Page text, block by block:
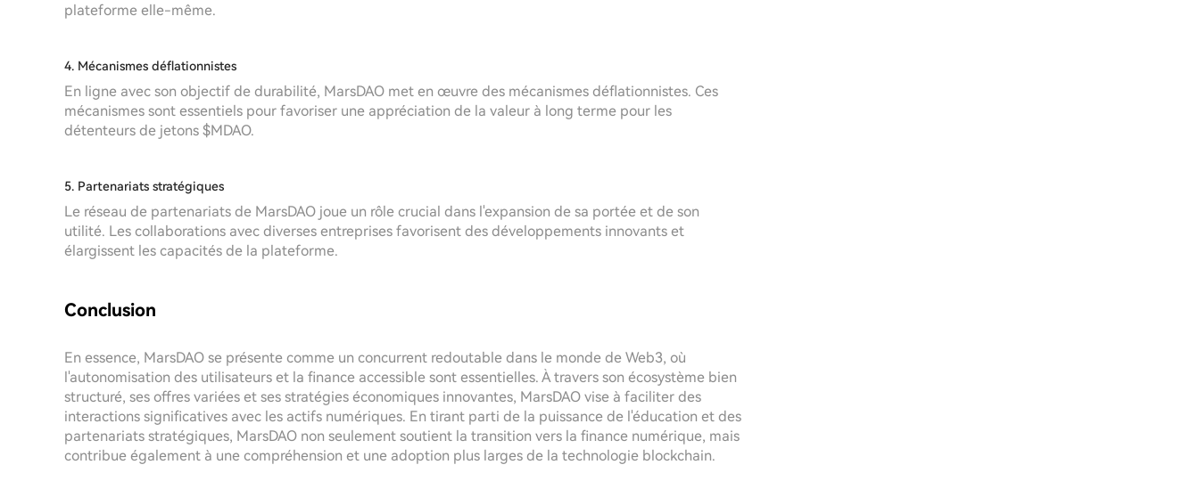
plateforme elle-même.
4. Mécanismes déflationnistes
En ligne avec son objectif de durabilité, MarsDAO met en œuvre des mécanismes déflationnistes. Ces
mécanismes sont essentiels pour favoriser une appréciation de la valeur à long terme pour les
détenteurs de jetons $MDAO.
5. Partenariats stratégiques
Le réseau de partenariats de MarsDAO joue un rôle crucial dans l'expansion de sa portée et de son
utilité. Les collaborations avec diverses entreprises favorisent des développements innovants et
élargissent les capacités de la plateforme.
Conclusion
En essence, MarsDAO se présente comme un concurrent redoutable dans le monde de Web3, où
l'autonomisation des utilisateurs et la finance accessible sont essentielles. À travers son écosystème bien
structuré, ses offres variées et ses stratégies économiques innovantes, MarsDAO vise à faciliter des
interactions significatives avec les actifs numériques. En tirant parti de la puissance de l'éducation et des
partenariats stratégiques, MarsDAO non seulement soutient la transition vers la finance numérique, mais
contribue également à une compréhension et une adoption plus larges de la technologie blockchain.